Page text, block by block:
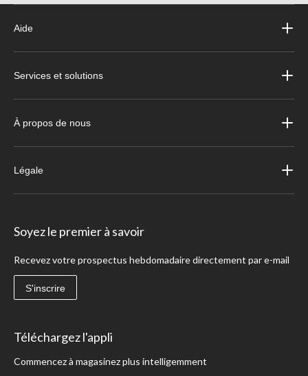
Aide
Services et solutions
À propos de nous
Légale
Soyez le premier à savoir
Recevez votre prospectus hebdomadaire directement par e-mail
S'inscrire
Téléchargez l'appli
Commencez à magasinez plus intelligemment